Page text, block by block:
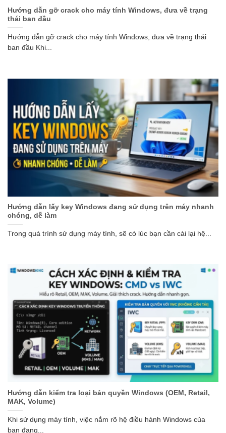
Hướng dẫn gỡ crack cho máy tính Windows, đưa về trạng
thái ban đầu
Hướng dẫn gỡ crack cho máy tính Windows, đưa về trạng thái
ban đầu Khi...
Hướng dẫn lấy key Windows đang sử dụng trên máy nhanh
chóng, dễ làm
Trong quá trình sử dụng máy tính, sẽ có lúc bạn cần cài lại hệ...
Hướng dẫn kiểm tra loại bản quyền Windows (OEM, Retail,
MAK, Volume)
Khi sử dụng máy tính, việc nắm rõ hệ điều hành Windows của
bạn đang...